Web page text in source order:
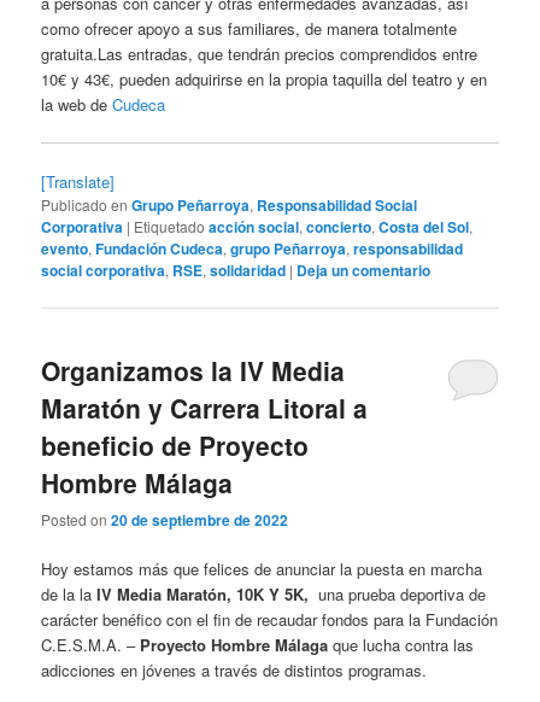
como ofrecer apoyo a sus familiares, de manera totalmente
gratuita.Las entradas, que tendrán precios comprendidos entre
10€ y 43€, pueden adquirirse en la propia taquilla del teatro y en
la web deCudeca
[Translate]
Publicado en Grupo Peñarroya, Responsabilidad Social
Corporativa | Etiquetado acción social,concierto,Costa del Sol,
evento,Fundación Cudeca,grupo Peñarroya,responsabilidad
social corporativa, RSE,solidaridad | Deja un comentario
Organizamos la IV Media
Maratón y Carrera Litoral a
beneficio de Proyecto
Hombre Málaga
Posted on20 de septiembre de 2022
Hoy estamos más que felices de anunciar la puesta en marcha
de la laIV Media Maratón, 10K Y 5K, una prueba deportiva de
carácter benéfico con el fin de recaudar fondos para la Fundación
C.E.S.M.A. –Proyecto Hombre Málaga que lucha contra las
adicciones en jóvenes a través de distintos programas.